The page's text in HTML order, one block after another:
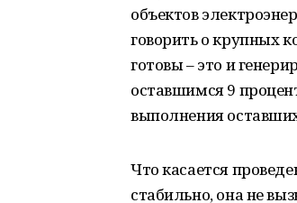
объектов
говорить о крупных
готовы – это и
оставшимся 9
выполнения
Что касается
стабильно, она не